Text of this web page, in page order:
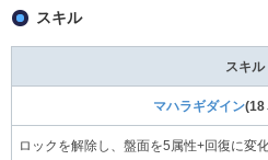
スキル
スキル
マハラギダイン
ロックを解除し、盤面を5属性+回復に変